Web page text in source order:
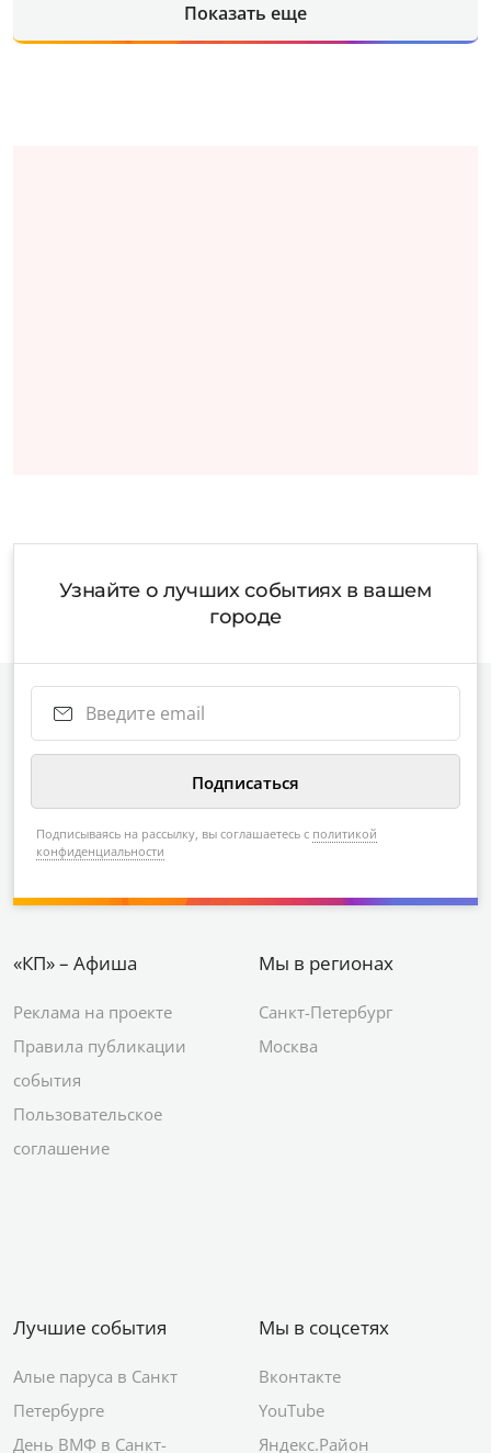
Показать еще
Узнайте о лучших событиях в вашем
городе
Подписываясь на рассылку, вы соглашаетесь с политикой
конфиденциальности
«КП» – Афиша
Реклама на проекте
Правила публикации
события
Пользовательское
соглашение
Мы в регионах
Санкт-Петербург
Москва
Лучшие события
Алые паруса в Санкт
Петербурге
День ВМФ в Санкт-
Мы в соцсетях
Вконтакте
YouTube
Яндекс.Район